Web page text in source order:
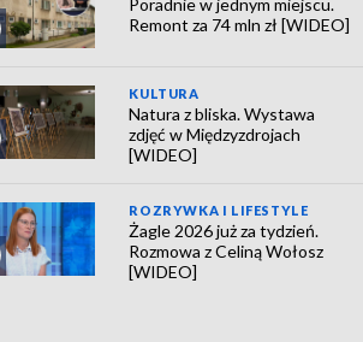
Remont za 74 mln zł [WIDEO]
KULTURA
Natura z bliska. Wystawa
zdjęć w Międzyzdrojach
[WIDEO]
ROZRYWKA I LIFESTYLE
Żagle 2026 już za tydzień.
Rozmowa z Celiną Wołosz
[WIDEO]